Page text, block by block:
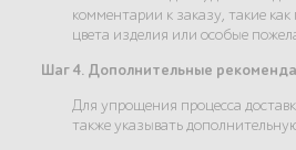
комментарии к заказу, такие
цвета изделия или особые
Шаг 4. Дополнительные
Для упрощения процесса
также указывать